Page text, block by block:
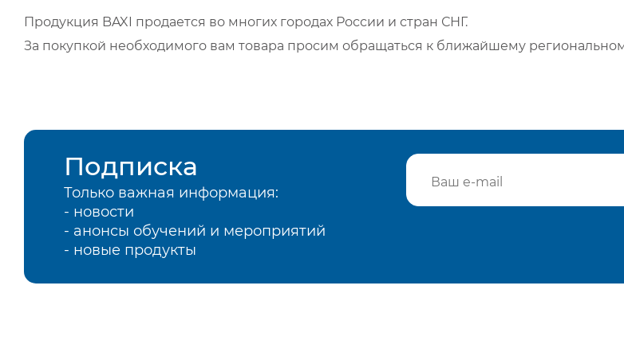
Продукция BAXI продается во многих городах России и стран СНГ.
За покупкой необходимого вам товара просим обращаться к ближайшему
Подписка
Только важная информация:
- новости
- анонсы обучений и мероприятий
- новые продукты